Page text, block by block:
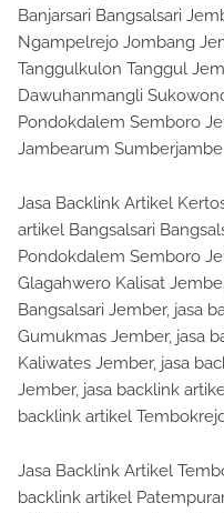
Banjarsari Bangsalsari
Ngampelrejo Jombang
Tanggulkulon Tanggul
Dawuhanmangli
Pondokdalem Semboro
Jambearum
Jasa Backlink Artikel
artikel Bangsalsari
Pondokdalem Semboro
Glagahwero Kalisat
Bangsalsari Jember, jasa
Gumukmas Jember, jasa
Kaliwates Jember, jasa
Jember, jasa backlink
backlink artikel
Jasa Backlink Artikel
backlink artikel